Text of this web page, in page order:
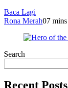
Baca Lagi
Rona Merah07 mins
Search
Recent Posts